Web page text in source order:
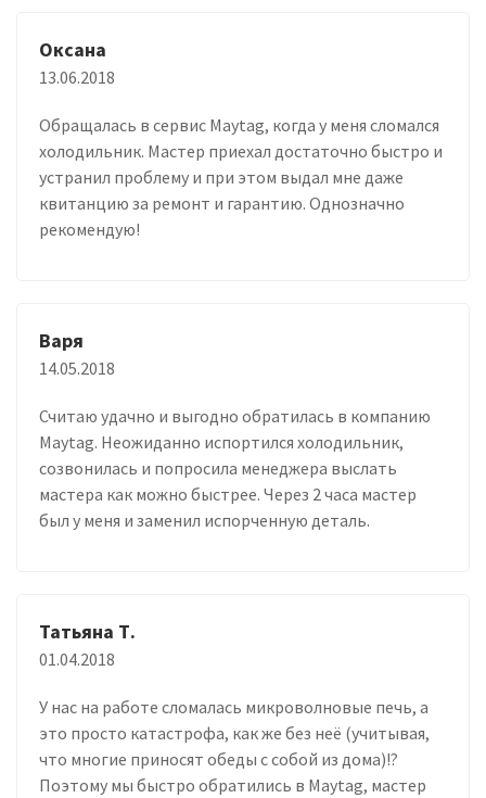
Оксана
13.06.2018
Обращалась в сервис Maytag, когда у меня сломался
холодильник. Мастер приехал достаточно быстро и
устранил проблему и при этом выдал мне даже
квитанцию за ремонт и гарантию. Однозначно
рекомендую!
Варя
14.05.2018
Считаю удачно и выгодно обратилась в компанию
Maytag. Неожиданно испортился холодильник,
созвонилась и попросила менеджера выслать
мастера как можно быстрее. Через 2 часа мастер
был у меня и заменил испорченную деталь.
Татьяна Т.
01.04.2018
У нас на работе сломалась микроволновые печь, а
это просто катастрофа, как же без неё (учитывая,
что многие приносят обеды с собой из дома)!?
Поэтому мы быстро обратились в Maytag, мастер